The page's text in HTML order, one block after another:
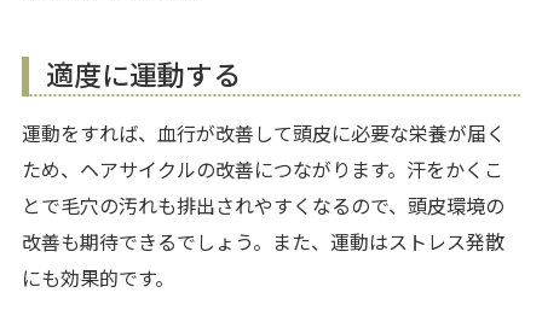
適度に運動する
運動をすれば、血行が改善して頭皮に必要な栄養が届く
ため、ヘアサイクルの改善につながります。汗をかくこ
とで毛穴の汚れも排出されやすくなるので、頭皮環境の
改善も期待できるでしょう。また、運動はストレス発散
にも効果的です。